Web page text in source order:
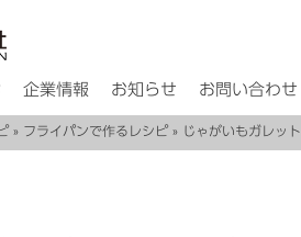
企業情報 お知らせ お問い合わせ
» フライパンで作るレシピ» じゃがいもガレット